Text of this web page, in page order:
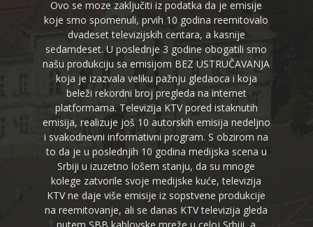
Ovo se moze zaključiti iz podatka da je emisije
koje smo spomenuli, prvih 10 godina reemitovalo
dvadeset televizijskih centara, a kasnije
sedamdeset. U poslednje 3 godine obogatili smo
našu produkciju sa emisijom BEZ USTRUČAVANJA
koja je izazvala veliku pažnju gledaoca i koja
beleži rekordni broj pregleda na internet
platformama. Televizija KTV pored istaknutih
emisija, realizuje još 10 autorskih emisija nedeljno
i svakodnevni informativni program. S obzirom na
to da je u poslednjih 10 godina medijska scena u
Srbiji u izuzetno lošem stanju, da su mnoge
kolege zatvorile svoje medijske kuće, televizija
KTV ne daje više emisije iz sopstvene produkcije
na reemitovanje, ali se danas KTV televizija gleda
putem SBB kablovske mreže u celoj Srbiji, a